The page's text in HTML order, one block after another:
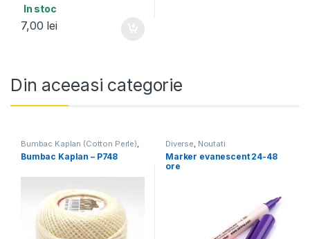
In stoc
7,00 lei
Din aceeasi categorie
Bumbac Kaplan (Cotton Perle),
Noutati
Bumbac Kaplan – P748
Diverse, Noutati
Marker evanescent 24-48
ore